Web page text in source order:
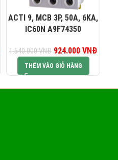
Giá hiện tại là:
924.000 VNĐ.
ACTI 9, MCB 3P, 50A, 6KA,
IC60N A9F74350
1.540.000VNĐ
Giá gốc là:
1.540.000 VNĐ.
924.000 VNĐ
THÊM VÀO GIỎ HÀNG